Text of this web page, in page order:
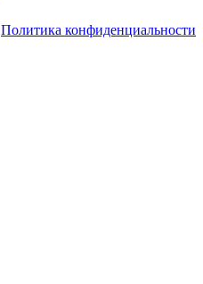
Политика конфиденциальности